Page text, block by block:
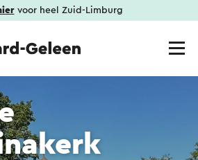
voor heel Zuid-Limburg